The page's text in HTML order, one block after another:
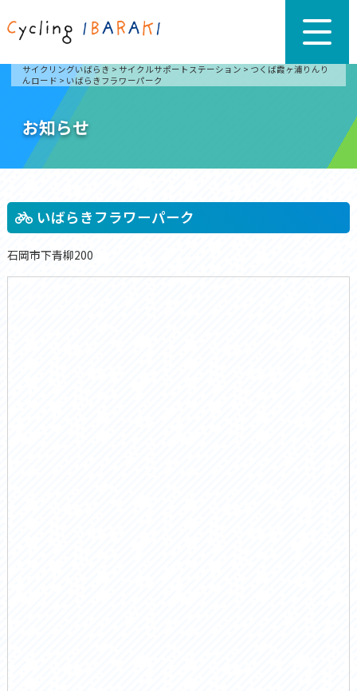
サイクリングいばらき > サイクルサポートステーション > つくば霞ヶ浦りんり
んロード > いばらきフラワーパーク
お知らせ
いばらきフラワーパーク
石岡市下青柳200